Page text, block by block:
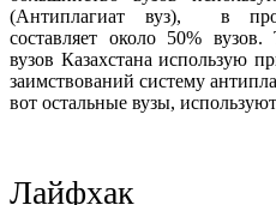
(Антиплагиат вуз), в
составляет около 50%
вузов Казахстана использую
заимствований систему
вот остальные вузы,
Лайфхак